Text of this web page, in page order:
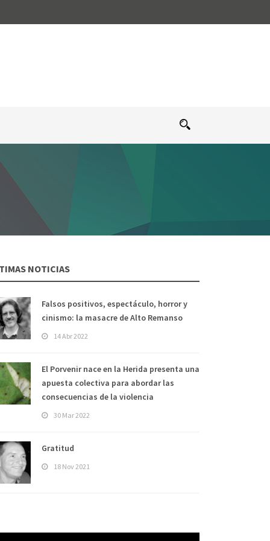
NOTICIAS
Falsos positivos, espectáculo, horror y
cinismo: la masacre de Alto Remanso
14 Abr 2022
El Porvenir nace en la Herida presenta una
apuesta colectiva para abordar las
consecuencias de la violencia
30 Mar 2022
Gratitud
18 Nov 2021